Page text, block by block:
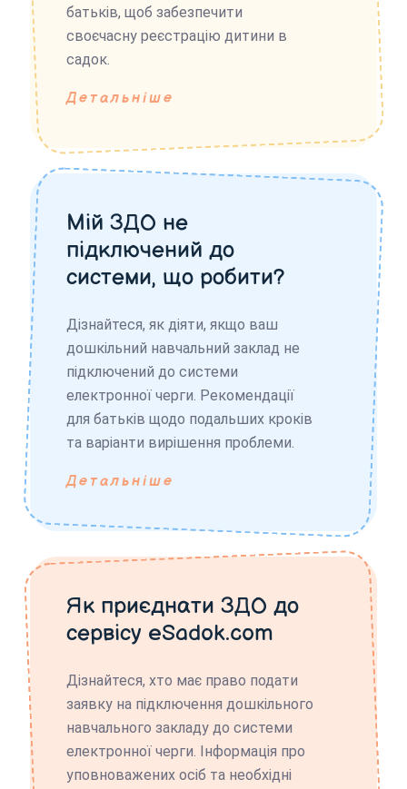
батьків, щоб забезпечити
своєчасну реєстрацію дитини в
садок.
Детальніше
Мій ЗДО не
підключений до
системи, що робити?
Дізнайтеся, як діяти, якщо ваш
дошкільний навчальний заклад не
підключений до системи
електронної черги. Рекомендації
для батьків щодо подальших кроків
та варіанти вирішення проблеми.
Детальніше
Як приєднати ЗДО до
сервісу eSadok.com
Дізнайтеся, хто має право подати
заявку на підключення дошкільного
навчального закладу до системи
електронної черги. Інформація про
уповноважених осіб та необхідні